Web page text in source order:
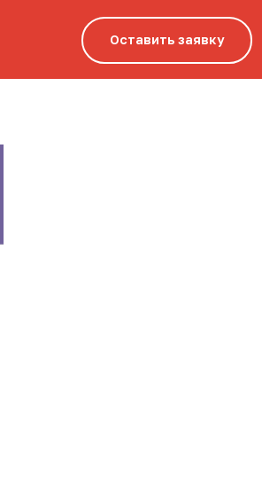
Оставить заявку